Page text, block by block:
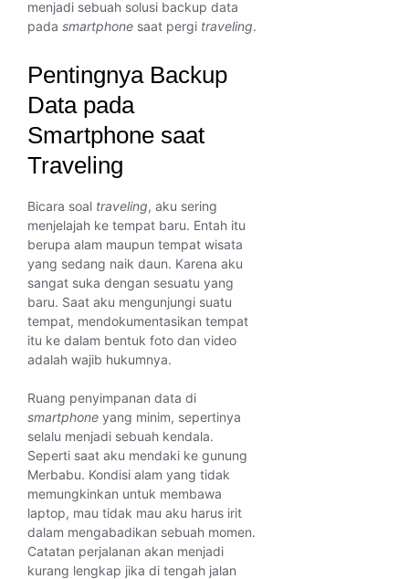
menjadi sebuah solusi backup data
pada smartphone saat pergi traveling.
Pentingnya Backup
Data pada
Smartphone saat
Traveling
Bicara soal traveling, aku sering
menjelajah ke tempat baru. Entah itu
berupa alam maupun tempat wisata
yang sedang naik daun. Karena aku
sangat suka dengan sesuatu yang
baru. Saat aku mengunjungi suatu
tempat, mendokumentasikan tempat
itu ke dalam bentuk foto dan video
adalah wajib hukumnya.
Ruang penyimpanan data di
smartphone yang minim, sepertinya
selalu menjadi sebuah kendala.
Seperti saat aku mendaki ke gunung
Merbabu. Kondisi alam yang tidak
memungkinkan untuk membawa
laptop, mau tidak mau aku harus irit
dalam mengabadikan sebuah momen.
Catatan perjalanan akan menjadi
kurang lengkap jika di tengah jalan